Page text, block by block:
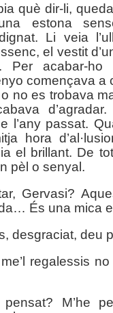
què dir-li,
estona
Li veia
el vestit
Per acabar-ho
començava a
no es trobava
l’any passat.
hora
el brillant. De
pèl o senyal.
Gervasi?
És una mica
desgraciat, deu
regalessis
M’he